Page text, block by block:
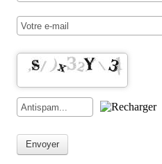
Envoyer